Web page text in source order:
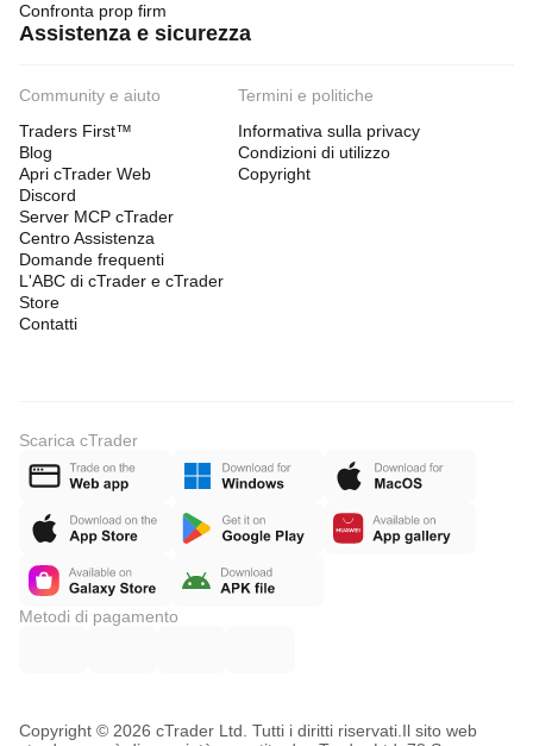
Confronta prop firm
Assistenza e sicurezza
Community e aiuto
Traders First™
Blog
Apri cTrader Web
Discord
Server MCP cTrader
Centro Assistenza
Domande frequenti
L'ABC di cTrader e cTrader
Store
Contatti
Termini e politiche
Informativa sulla privacy
Condizioni di utilizzo
Copyright
Scarica cTrader
Metodi di pagamento
Copyright © 2026 cTrader Ltd. Tutti i diritti riservati. Il sito web